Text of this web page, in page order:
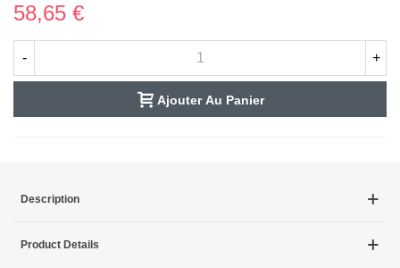
58,65 €
- +
Ajouter Au Panier
Description
Product Details